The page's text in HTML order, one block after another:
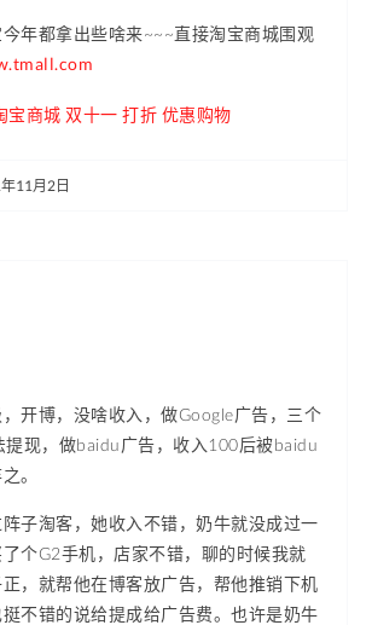
年都拿出些啥来~~~直接淘宝商城围观
11月2日
开博，没啥收入，做Google广告，三个
提现，做baidu广告，收入100后被baidu
。
子淘客，她收入不错，奶牛就没成过一
个G2手机，店家不错，聊的时候我就
，就帮他在博客放广告，帮他推销下机
不错的说给提成给广告费。也许是奶牛